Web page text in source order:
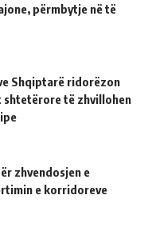
përmbytje në të
Shqiptarë ridorëzon
shtetërore të zhvillohen
zhvendosjen e
e korridoreve